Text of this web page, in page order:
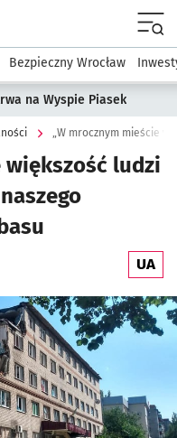
Dla mieszkańca
Bezpieczny Wrocław
na Wyspie Piasek
większość ludzi
UA